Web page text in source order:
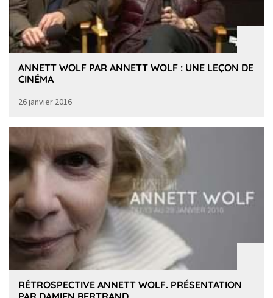
ANNETT WOLF PAR ANNETT WOLF : UNE LEÇON DE
CINÉMA
26 janvier 2016
RÉTROSPECTIVE ANNETT WOLF. PRÉSENTATION